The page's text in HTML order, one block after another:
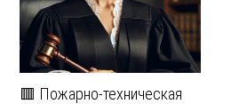
🟥 Пожарно-техническая